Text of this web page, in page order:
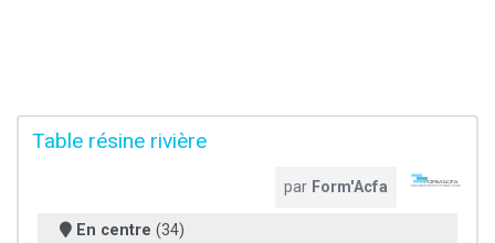
Table résine rivière
par Form'Acfa
En centre (34)